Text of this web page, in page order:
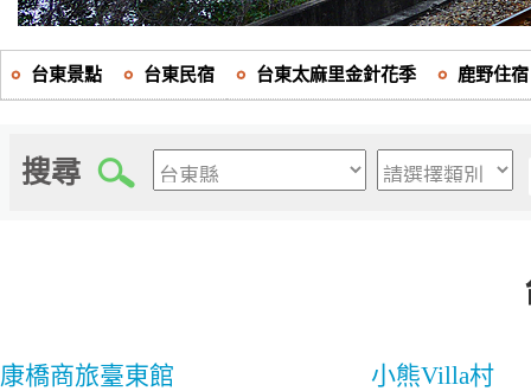
台東景點 台東民宿 台東太麻里金針花季 鹿野住宿
搜尋
康橋商旅臺東館
小熊Villa村